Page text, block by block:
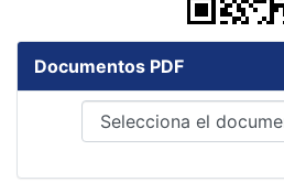
Documentos PDF